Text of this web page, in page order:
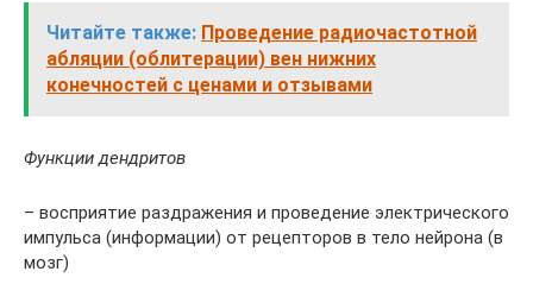
Читайте также: Проведение радиочастотной
абляции (облитерации) вен нижних
конечностей с ценами и отзывами
Функции дендритов
– восприятие раздражения и проведение электрического
импульса (информации) от рецепторов в тело нейрона (в
мозг)